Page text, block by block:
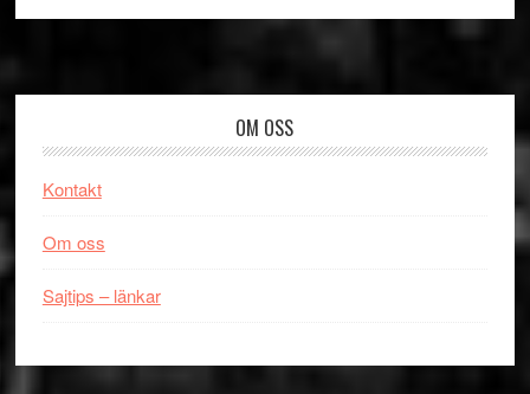
OM OSS
Kontakt
Om oss
Sajtips – länkar